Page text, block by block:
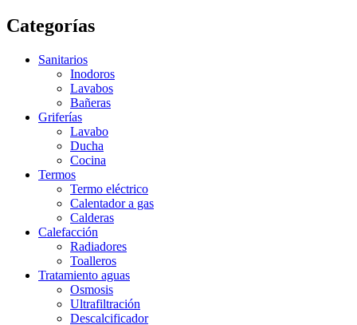
Categorías
Sanitarios
Inodoros
Lavabos
Bañeras
Griferías
Lavabo
Ducha
Cocina
Termos
Termo eléctrico
Calentador a gas
Calderas
Calefacción
Radiadores
Toalleros
Tratamiento aguas
Osmosis
Ultrafiltración
Descalcificador